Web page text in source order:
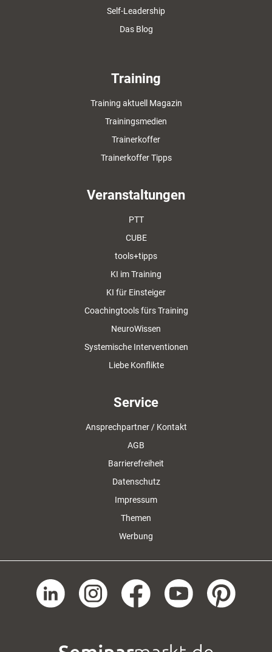
Self-Leadership
Das Blog
Training
Training aktuell Magazin
Trainingsmedien
Trainerkoffer
Trainerkoffer Tipps
Veranstaltungen
PTT
CUBE
tools+tipps
KI im Training
KI für Einsteiger
Coachingtools fürs Training
NeuroWissen
Systemische Interventionen
Liebe Konflikte
Service
Ansprechpartner / Kontakt
AGB
Barrierefreiheit
Datenschutz
Impressum
Themen
Werbung